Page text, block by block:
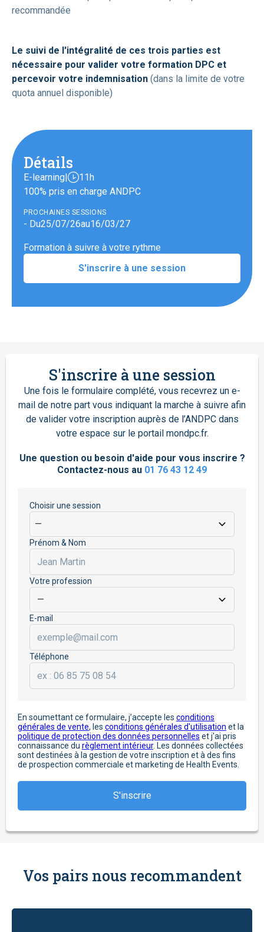
recommandée
Le suivi de l'intégralité de ces trois parties est
nécessaire pour valider votre formation DPC et
percevoir votre indemnisation (dans la limite de votre
quota annuel disponible)
Détails
E-learning|
11h
100% pris en charge ANDPC
PROCHAINES SESSIONS
- Du25/07/26au16/03/27
Formation à suivre à votre rythme
S'inscrire à une session
S'inscrire à une session
Une fois le formulaire complété, vous recevrez un e-
mail de notre part vous indiquant la marche à suivre afin
de valider votre inscription auprès de l’ANDPC dans
votre espace sur le portail mondpc.fr.
Une question ou besoin d'aide pour vous inscrire ?
Contactez-nous au 01 76 43 12 49
Choisir une session
Prénom & Nom
Votre profession
E-mail
Téléphone
En soumettant ce formulaire, j’accepte les conditions
générales de vente, les conditions générales d'utilisation et la
politique de protection des données personnelles et j'ai pris
connaissance du règlement intérieur. Les données collectées
sont destinées à la gestion de votre inscription et à des fins
de prospection commerciale et marketing de Health Events.
Vos pairs nous recommandent